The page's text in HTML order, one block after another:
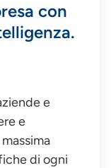
con
e
e
di ogni